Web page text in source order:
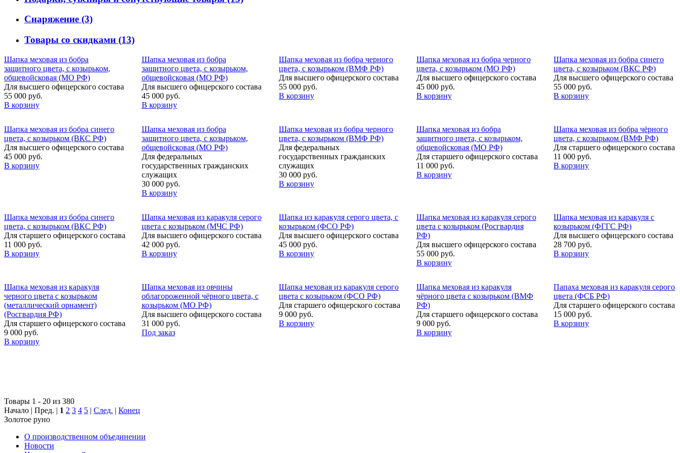
Снаряжение (3)
Товары со скидками (13)
Шапка меховая из бобра
защитного цвета, с козырьком,
общевойсковая (МО РФ)
Для высшего офицерского состава
55 000 руб.
В корзину
Шапка меховая из бобра
защитного цвета, с козырьком,
общевойсковая (МО РФ)
Для высшего офицерского состава
45 000 руб.
В корзину
Шапка меховая из бобра черного
цвета, с козырьком (ВМФ РФ)
Для высшего офицерского состава
55 000 руб.
В корзину
Шапка меховая из бобра черного
цвета, с козырьком (МО РФ)
Для высшего офицерского состава
45 000 руб.
В корзину
Шапка меховая из бобра синего
цвета, с козырьком (ВКС РФ)
Для высшего офицерского состава
55 000 руб.
В корзину
Шапка меховая из бобра синего
цвета, с козырьком (ВКС РФ)
Для высшего офицерского состава
45 000 руб.
В корзину
Шапка меховая из бобра
защитного цвета, с козырьком,
общевойсковая (МО РФ)
Для федеральных
государственных гражданских
служащих
30 000 руб.
В корзину
Шапка меховая из бобра черного
цвета, с козырьком (ВМФ РФ)
Для федеральных
государственных гражданских
служащих
30 000 руб.
В корзину
Шапка меховая из бобра
защитного цвета, с козырьком,
общевойсковая (МО РФ)
Для старшего офицерского состава
11 000 руб.
В корзину
Шапка меховая из бобра чёрного
цвета, с козырьком (ВМФ РФ)
Для старшего офицерского состава
11 000 руб.
В корзину
Шапка меховая из бобра синего
цвета, с козырьком (ВКС РФ)
Для старшего офицерского состава
11 000 руб.
В корзину
Шапка меховая из каракуля серого
цвета с козырьком (МЧС РФ)
Для высшего офицерского состава
42 000 руб.
В корзину
Шапка из каракуля серого цвета, с
козырьком (ФСО РФ)
Для высшего офицерского состава
45 000 руб.
В корзину
Шапка меховая из каракуля серого
цвета с козырьком (Росгвардия
РФ)
Для высшего офицерского состава
55 000 руб.
В корзину
Шапка меховая из каракуля с
козырьком (ФГГС РФ)
Для высшего офицерского состава
28 700 руб.
В корзину
Шапка меховая из каракуля
черного цвета с козырьком
(металлический орнамент)
(Росгвардия РФ)
Для старшего офицерского состава
9 000 руб.
В корзину
Шапка меховая из овчины
облагороженной чёрного цвета, с
козырьком (МО РФ)
Для высшего офицерского состава
31 000 руб.
Под заказ
Шапка меховая из каракуля серого
цвета с козырьком (ФСО РФ)
Для старшего офицерского состава
9 000 руб.
В корзину
Шапка меховая из каракуля
чёрного цвета с козырьком (ВМФ
РФ)
Для старшего офицерского состава
9 000 руб.
В корзину
Папаха меховая из каракуля серого
цвета (ФСБ РФ)
Для старшего офицерского состава
15 000 руб.
В корзину
Товары 1 - 20 из 380
Начало | Пред. | 1 2 3 4 5 | След. | Конец
Золотое руно
О производственном объединении
Новости